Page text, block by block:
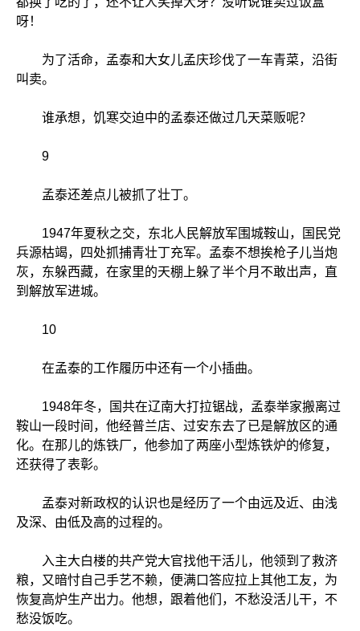
呀！
为了活命，孟泰和大女儿孟庆珍伐了一车青菜，沿街
叫卖。
谁承想，饥寒交迫中的孟泰还做过几天菜贩呢？
9
孟泰还差点儿被抓了壮丁。
1947年夏秋之交，东北人民解放军围城鞍山，国民党
兵源枯竭，四处抓捕青壮丁充军。孟泰不想挨枪子儿当炮
灰，东躲西藏，在家里的天棚上躲了半个月不敢出声，直
到解放军进城。
10
在孟泰的工作履历中还有一个小插曲。
1948年冬，国共在辽南大打拉锯战，孟泰举家搬离过
鞍山一段时间，他经普兰店、过安东去了已是解放区的通
化。在那儿的炼铁厂，他参加了两座小型炼铁炉的修复，
还获得了表彰。
孟泰对新政权的认识也是经历了一个由远及近、由浅
及深、由低及高的过程的。
入主大白楼的共产党大官找他干活儿，他领到了救济
粮，又暗忖自己手艺不赖，便满口答应拉上其他工友，为
恢复高炉生产出力。他想，跟着他们，不愁没活儿干，不
愁没饭吃。